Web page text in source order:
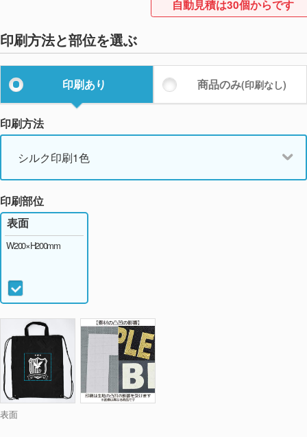
自動見積は30個からです
印刷方法と部位を選ぶ
印刷あり 商品のみ(印刷なし)
印刷方法
シルク印刷1色
印刷部位
表面
表面
W200×H200mm